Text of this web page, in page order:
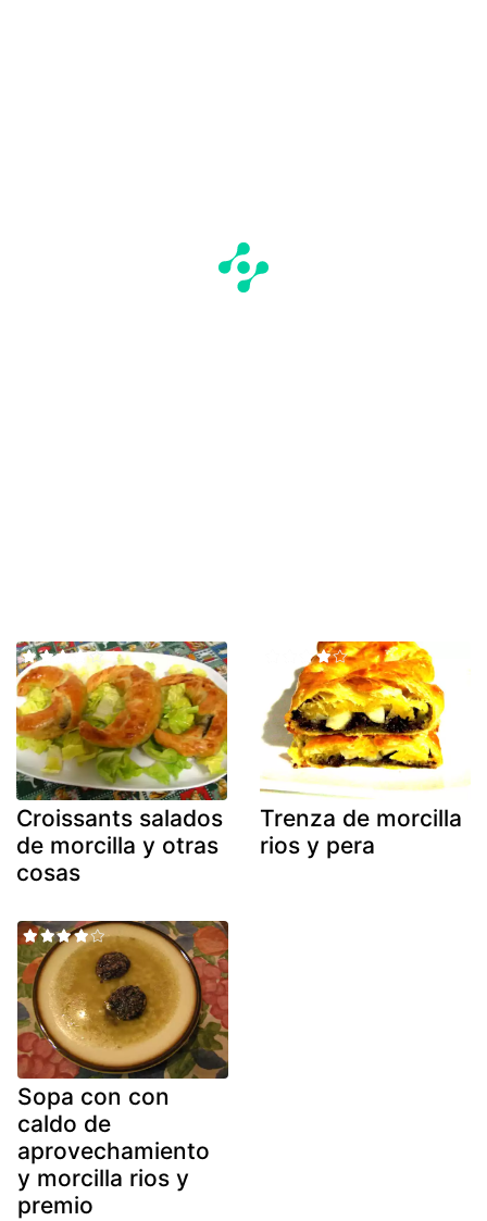
Croissants salados
de morcilla y otras
cosas
Trenza de morcilla
rios y pera
Sopa con con
caldo de
aprovechamiento
y morcilla rios y
premio